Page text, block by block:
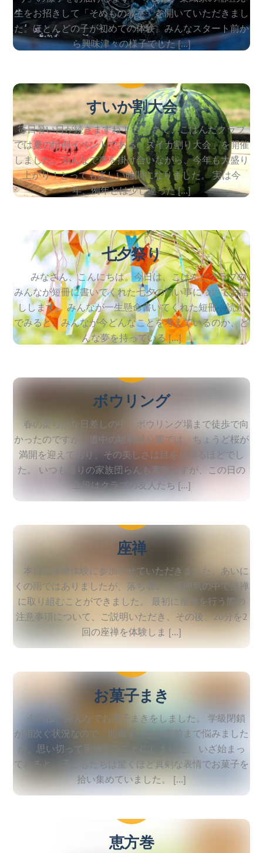
生をお招きして「そめもの教室」を開いていただきまし
た。ほとんどの子が初めての体験。みんなスタート前か
ら興味津々の様子でした […]
2026
すいか割大会
毎日暑い日が続きますね！ さてさて、こぱんだクラブ
では夏の恒例イベントである「スイカ割り大会」を開催
しました。みんなで声を掛け合いながら、今年も大盛り
上がり！とっても楽しい時間になりました。 実は今
年、例年とは少し違った […]
2026
七夕祭り
みなさん、こんにちは。今日は、こぱんだクラブの
みんなが短冊に書いてくれた七夕の願い事についてお話
しします。 みんなが一生懸命書いてくれた短冊。読ん
でみると、みんなが今どんなことを考えているのか、ど
んな夢を持っている […]
2026
ボウリング
春の柔らかな日差しの中、ボウリング場まで徒歩で向
かったのですが。道中の駿府城公園では、ちょうど桜が
満開を迎えており、その美しさは目を見張るほどでし
た。 いつも通りの家族団らんも素敵ですが、この日の
主役はクラブの友人たち […]
2026
3
座禅
本日は座禅体験に参加させていただきました。あいに
くの雨ではありましたが、落ち着いた雰囲気の中で座禅
に取り組むことができました。 最初に座禅を行う際の
注意事項について、ご説明いただき、その後、20分を2
回の座禅を体験しま […]
2
お菓子まき
今日は、みんなでお菓子まきをしました。 学級閉鎖
が相次ぐ状況なので、開催すべきか直前まで悩みました
が、思い切って実施することにしました。 いざ始まっ
てみると、子どもたちは驚くほど真剣な表情でお菓子を
拾い集めていました。 […]
2
恵方巻